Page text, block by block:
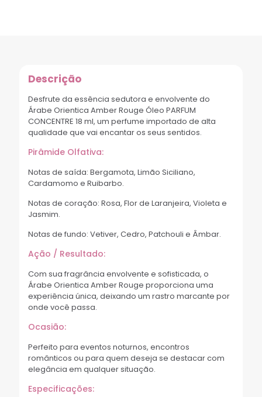
Descrição
Desfrute da essência sedutora e envolvente do
Árabe Orientica Amber Rouge Óleo PARFUM
CONCENTRE 18 ml, um perfume importado de alta
qualidade que vai encantar os seus sentidos.
Pirâmide Olfativa:
Notas de saída: Bergamota, Limão Siciliano,
Cardamomo e Ruibarbo.
Notas de coração: Rosa, Flor de Laranjeira, Violeta e
Jasmim.
Notas de fundo: Vetiver, Cedro, Patchouli e Âmbar.
Ação / Resultado:
Com sua fragrância envolvente e sofisticada, o
Árabe Orientica Amber Rouge proporciona uma
experiência única, deixando um rastro marcante por
onde você passa.
Ocasião:
Perfeito para eventos noturnos, encontros
românticos ou para quem deseja se destacar com
elegância em qualquer situação.
Especificações: